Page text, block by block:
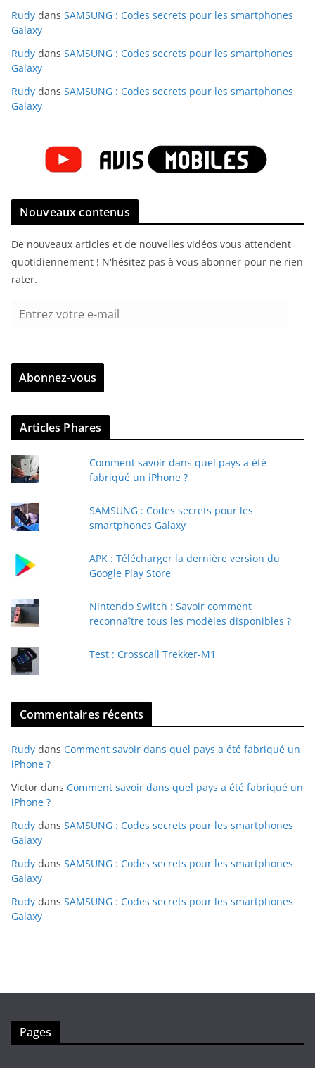
Rudy dans SAMSUNG : Codes secrets pour les smartphones
Galaxy
Rudy dans SAMSUNG : Codes secrets pour les smartphones
Galaxy
Rudy dans SAMSUNG : Codes secrets pour les smartphones
Galaxy
Nouveaux contenus
De nouveaux articles et de nouvelles vidéos vous attendent
quotidiennement ! N'hésitez pas à vous abonner pour ne rien
rater.
r
z
v
r
e
e
-
a
Abonnez-vous
Articles Phares
Comment savoir dans quel pays a été
fabriqué un iPhone ?
SAMSUNG : Codes secrets pour les
smartphones Galaxy
APK : Télécharger la dernière version du
Google Play Store
Nintendo Switch : Savoir comment
reconnaître tous les modèles disponibles ?
Test : Crosscall Trekker-M1
Commentaires récents
Rudy dans Comment savoir dans quel pays a été fabriqué un
iPhone ?
Victor dans Comment savoir dans quel pays a été fabriqué un
iPhone ?
Rudy dans SAMSUNG : Codes secrets pour les smartphones
Galaxy
Rudy dans SAMSUNG : Codes secrets pour les smartphones
Galaxy
Rudy dans SAMSUNG : Codes secrets pour les smartphones
Galaxy
Pages